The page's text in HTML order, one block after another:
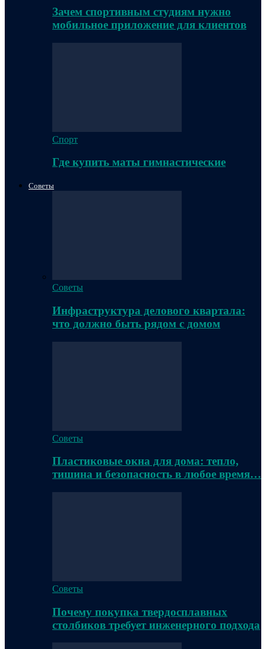
Зачем спортивным студиям нужно
мобильное приложение для клиентов
Спорт
Где купить маты гимнастические
Советы
Советы
Инфраструктура делового квартала:
что должно быть рядом с домом
Советы
Пластиковые окна для дома: тепло,
тишина и безопасность в любое время…
Советы
Почему покупка твердосплавных
столбиков требует инженерного подхода